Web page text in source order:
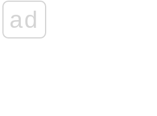
ad